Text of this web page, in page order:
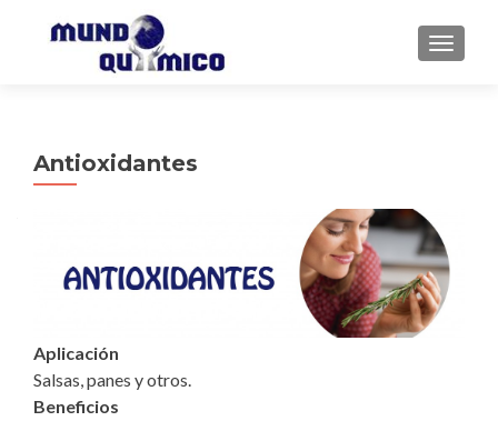
Antioxidantes
Aplicación
Salsas, panes y otros.
Beneficios